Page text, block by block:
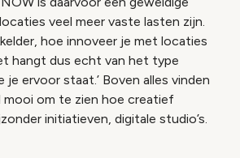
veel meer vaste lasten zijn.
hoe innoveer je met locaties
hangt dus echt van het type
ervoor staat.’ Boven alles vinden
om te zien hoe creatief
initiatieven, digitale studio’s.